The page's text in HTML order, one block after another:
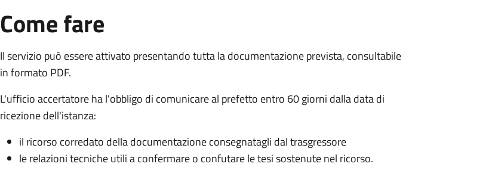
Come fare
Il servizio può essere attivato presentando tutta la documentazione prevista, consultabile
in formato PDF.
L'ufficio accertatore ha l'obbligo di comunicare al prefetto entro 60 giorni dalla data di
ricezione dell'istanza:
il ricorso corredato della documentazione consegnatagli dal trasgressore
le relazioni tecniche utili a confermare o confutare le tesi sostenute nel ricorso.